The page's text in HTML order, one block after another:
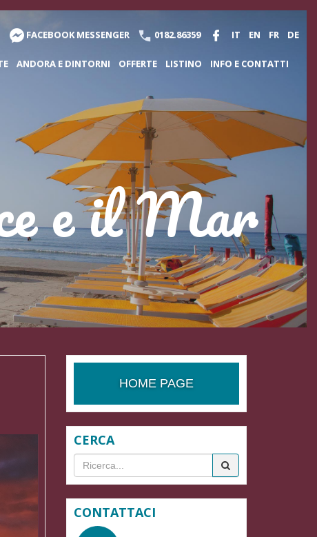
FACEBOOK MESSENGER 0182.86359 IT EN FR DE
ANDORA E DINTORNI OFFERTE LISTINO INFO E CONTATTI
e il Mar
HOME PAGE
CERCA
Search
for
CONTATTACI